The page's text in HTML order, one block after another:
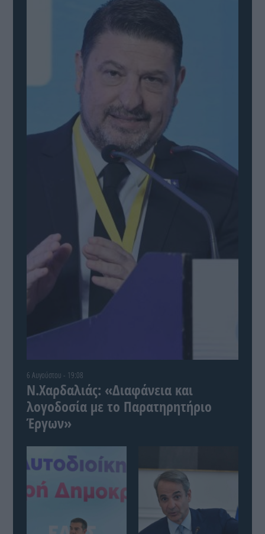
6 Αυγούστου - 19:08
Ν.Χαρδαλιάς: «Διαφάνεια και
λογοδοσία με το Παρατηρητήριο
Έργων»